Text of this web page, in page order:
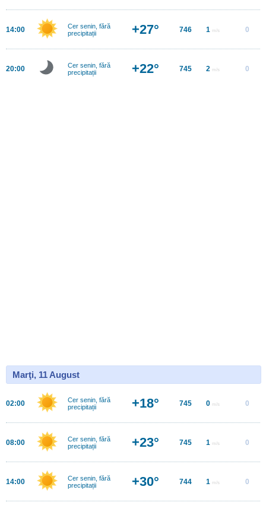
14:00
Cer senin, fără
precipitații
+27° 746 1 m/s 0
20:00
Cer senin, fără
precipitații
+22° 745 2 m/s 0
Marţi, 11 August
02:00
Cer senin, fără
precipitații
+18° 745 0 m/s 0
08:00
Cer senin, fără
precipitații
+23° 745 1 m/s 0
14:00
Cer senin, fără
precipitații
+30° 744 1 m/s 0